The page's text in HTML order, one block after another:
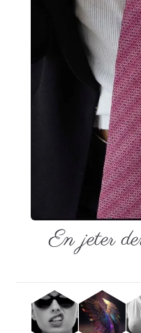
En jeter